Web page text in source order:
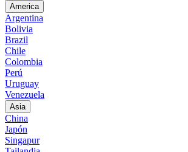
America
Argentina
Bolivia
Brazil
Chile
Colombia
Perú
Uruguay
Venezuela
Asia
China
Japón
Singapur